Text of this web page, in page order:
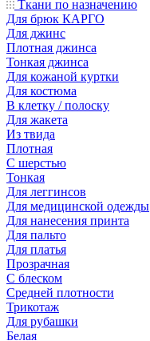
Ткани по назначению
Для брюк КАРГО
Для джинс
Плотная джинса
Тонкая джинса
Для кожаной куртки
Для костюма
В клетку / полоску
Для жакета
Из твида
Плотная
С шерстью
Тонкая
Для леггинсов
Для медицинской одежды
Для нанесения принта
Для пальто
Для платья
Прозрачная
С блеском
Средней плотности
Трикотаж
Для рубашки
Белая